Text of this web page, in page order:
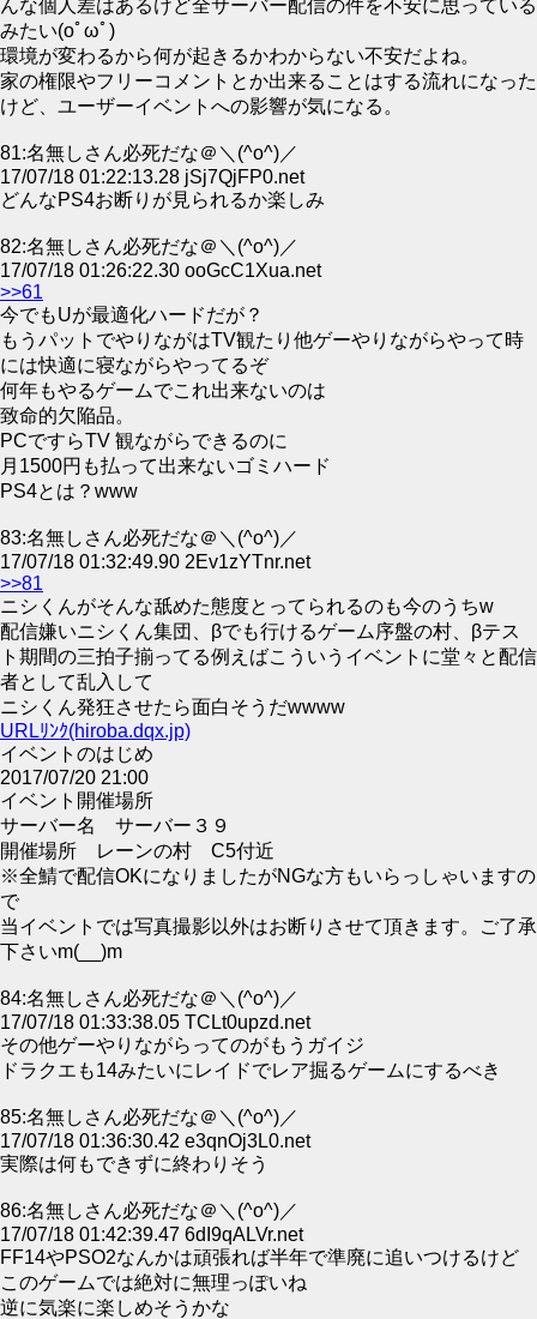
んな個人差はあるけど全サーバー配信の件を不安に思っている
みたい(oﾟωﾟ)
環境が変わるから何が起きるかわからない不安だよね。
家の権限やフリーコメントとか出来ることはする流れになった
けど、ユーザーイベントへの影響が気になる。
81:名無しさん必死だな＠＼(^o^)／
17/07/18 01:22:13.28 jSj7QjFP0.net
どんなPS4お断りが見られるか楽しみ
82:名無しさん必死だな＠＼(^o^)／
17/07/18 01:26:22.30 ooGcC1Xua.net
>>61
今でもUが最適化ハードだが？
もうパットでやりながはTV観たり他ゲーやりながらやって時
には快適に寝ながらやってるぞ
何年もやるゲームでこれ出来ないのは
致命的欠陥品。
PCですらTV 観ながらできるのに
月1500円も払って出来ないゴミハード
PS4とは？www
83:名無しさん必死だな＠＼(^o^)／
17/07/18 01:32:49.90 2Ev1zYTnr.net
>>81
ニシくんがそんな舐めた態度とってられるのも今のうちw
配信嫌いニシくん集団、βでも行けるゲーム序盤の村、βテス
ト期間の三拍子揃ってる例えばこういうイベントに堂々と配信
者として乱入して
ニシくん発狂させたら面白そうだwwww
URLﾘﾝｸ(hiroba.dqx.jp)
イベントのはじめ
2017/07/20 21:00
イベント開催場所
サーバー名 サーバー３９
開催場所 レーンの村 C5付近
※全鯖で配信OKになりましたがNGな方もいらっしゃいますの
で
当イベントでは写真撮影以外はお断りさせて頂きます。ご了承
下さいm(__)m
84:名無しさん必死だな＠＼(^o^)／
17/07/18 01:33:38.05 TCLt0upzd.net
その他ゲーやりながらってのがもうガイジ
ドラクエも14みたいにレイドでレア掘るゲームにするべき
85:名無しさん必死だな＠＼(^o^)／
17/07/18 01:36:30.42 e3qnOj3L0.net
実際は何もできずに終わりそう
86:名無しさん必死だな＠＼(^o^)／
17/07/18 01:42:39.47 6dI9qALVr.net
FF14やPSO2なんかは頑張れば半年で準廃に追いつけるけど
このゲームでは絶対に無理っぽいね
逆に気楽に楽しめそうかな